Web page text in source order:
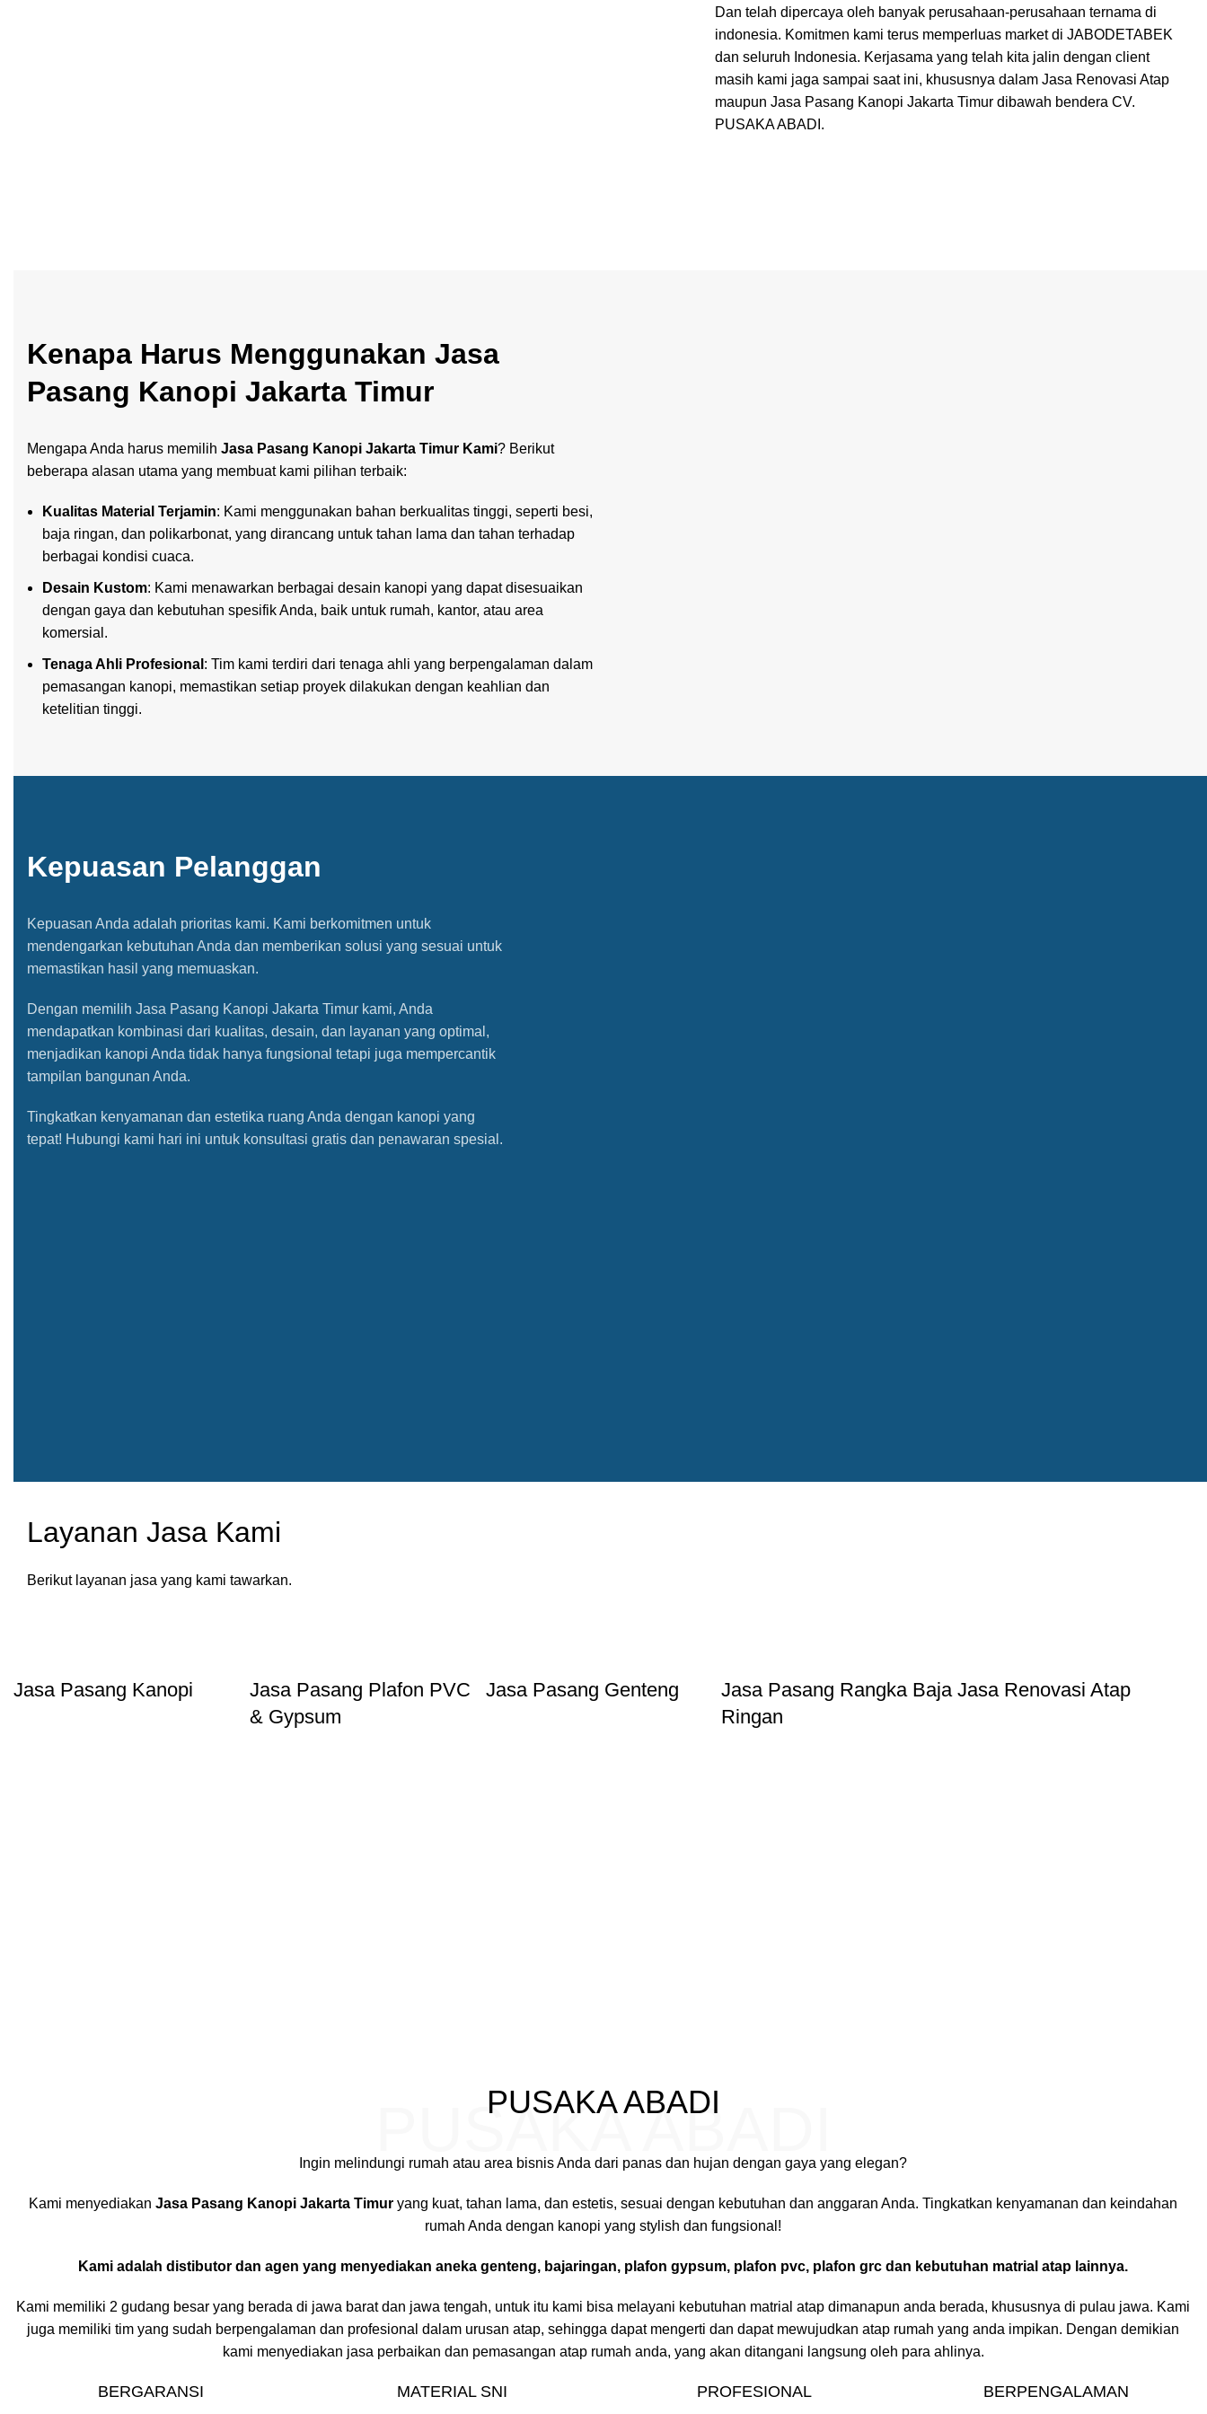
Dan telah dipercaya oleh banyak perusahaan-perusahaan ternama di
indonesia. Komitmen kami terus memperluas market di JABODETABEK
dan seluruh Indonesia. Kerjasama yang telah kita jalin dengan client
masih kami jaga sampai saat ini, khususnya dalam Jasa Renovasi Atap
maupun Jasa Pasang Kanopi Jakarta Timur dibawah bendera CV.
PUSAKA ABADI.
Kenapa Harus Menggunakan Jasa
Pasang Kanopi Jakarta Timur
Mengapa Anda harus memilih Jasa Pasang Kanopi Jakarta Timur Kami? Berikut
beberapa alasan utama yang membuat kami pilihan terbaik:
Kualitas Material Terjamin: Kami menggunakan bahan berkualitas tinggi, seperti besi,
baja ringan, dan polikarbonat, yang dirancang untuk tahan lama dan tahan terhadap
berbagai kondisi cuaca.
Desain Kustom: Kami menawarkan berbagai desain kanopi yang dapat disesuaikan
dengan gaya dan kebutuhan spesifik Anda, baik untuk rumah, kantor, atau area
komersial.
Tenaga Ahli Profesional : Tim kami terdiri dari tenaga ahli yang berpengalaman dalam
pemasangan kanopi, memastikan setiap proyek dilakukan dengan keahlian dan
ketelitian tinggi.
Kepuasan Pelanggan
Kepuasan Anda adalah prioritas kami. Kami berkomitmen untuk
mendengarkan kebutuhan Anda dan memberikan solusi yang sesuai untuk
memastikan hasil yang memuaskan.
Dengan memilih Jasa Pasang Kanopi Jakarta Timur kami, Anda
mendapatkan kombinasi dari kualitas, desain, dan layanan yang optimal,
menjadikan kanopi Anda tidak hanya fungsional tetapi juga mempercantik
tampilan bangunan Anda.
Tingkatkan kenyamanan dan estetika ruang Anda dengan kanopi yang
tepat! Hubungi kami hari ini untuk konsultasi gratis dan penawaran spesial.
Layanan Jasa Kami
Berikut layanan jasa yang kami tawarkan.
Jasa Pasang Kanopi
Jasa Pasang Plafon PVC
& Gypsum
Jasa Pasang Genteng
Jasa Pasang Rangka Baja
Ringan
Jasa Renovasi Atap
PUSAKA ABADI
PUSAKA ABADI
Ingin melindungi rumah atau area bisnis Anda dari panas dan hujan dengan gaya yang elegan?
Kami menyediakanJasa Pasang Kanopi Jakarta Timur yang kuat, tahan lama, dan estetis, sesuai dengan kebutuhan dan anggaran Anda. Tingkatkan kenyamanan dan keindahan
rumah Anda dengan kanopi yang stylish dan fungsional!
Kami adalah distibutor dan agen yang menyediakan aneka genteng, bajaringan, plafon gypsum, plafon pvc, plafon grc dan kebutuhan matrial atap lainnya.
Kami memiliki 2 gudang besar yang berada di jawa barat dan jawa tengah, untuk itu kami bisa melayani kebutuhan matrial atap dimanapun anda berada, khususnya di pulau jawa. Kami
juga memiliki tim yang sudah berpengalaman dan profesional dalam urusan atap, sehingga dapat mengerti dan dapat mewujudkan atap rumah yang anda impikan. Dengan demikian
kami menyediakan jasa perbaikan dan pemasangan atap rumah anda, yang akan ditangani langsung oleh para ahlinya.
BERGARANSI MATERIAL SNI PROFESIONAL BERPENGALAMAN